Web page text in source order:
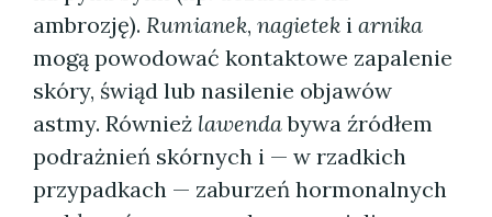
ambrozję). Rumianek, nagietek i arnika
mogą powodować kontaktowe zapalenie
skóry, świąd lub nasilenie objawów
astmy. Również lawendabywa źródłem
podrażnień skórnych i — w rzadkich
przypadkach — zaburzeń hormonalnych